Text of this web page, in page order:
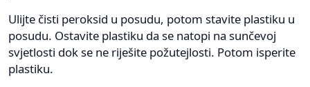
Ulijte čisti peroksid u posudu, potom stavite plastiku u
posudu. Ostavite plastiku da se natopi na sunčevoj
svjetlosti dok se ne riješite požutejlosti. Potom isperite
plastiku.